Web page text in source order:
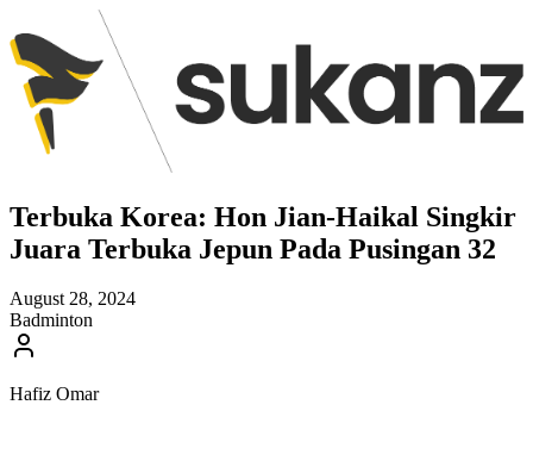
Terbuka Korea: Hon Jian-Haikal Singkir
Juara Terbuka Jepun Pada Pusingan 32
August 28, 2024
Badminton
Hafiz Omar